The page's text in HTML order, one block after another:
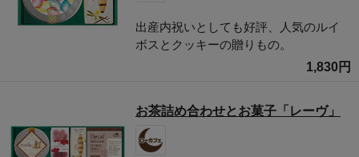
出産内祝いとしても好評、人気のルイ
ボスとクッキーの贈りもの。
1,830円
お茶詰め合わせとお菓子「レーヴ」